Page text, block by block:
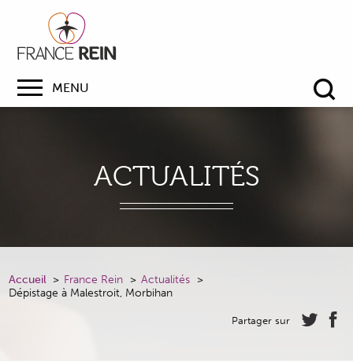
MENU
ACTUALITÉS
Accueil France Rein
Actualités
Dépistage à Malestroit, Morbihan
Partager sur